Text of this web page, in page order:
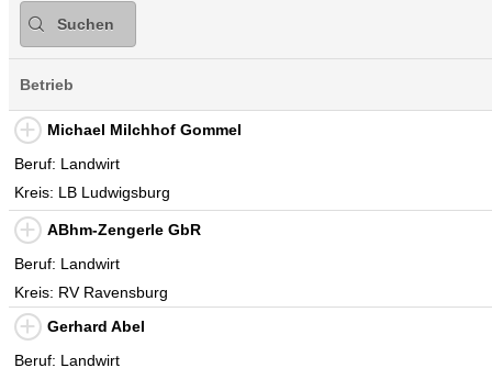
Suchen
Betrieb
Michael Milchhof Gommel
Beruf: Landwirt
Kreis: LB Ludwigsburg
ABhm-Zengerle GbR
Beruf: Landwirt
Kreis: RV Ravensburg
Gerhard Abel
Beruf: Landwirt